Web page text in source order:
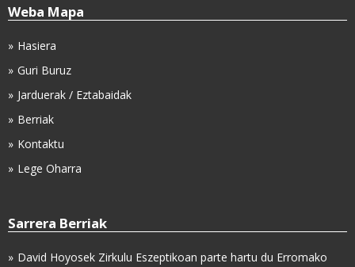
Weba Mapa
Hasiera
Guri Buruz
Jarduerak / Eztabaidak
Berriak
Kontaktu
Lege Oharra
Sarrera Berriak
David Hoyosek Zirkulu Eszeptikoan parte hartu du Erromako